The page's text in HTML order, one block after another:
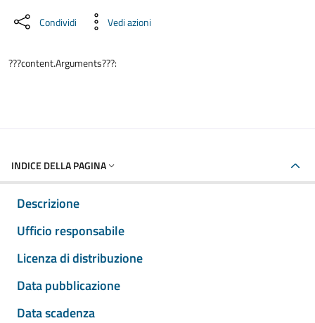
Condividi Vedi azioni
???content.Arguments???:
INDICE DELLA PAGINA
Descrizione
Ufficio responsabile
Licenza di distribuzione
Data pubblicazione
Data scadenza